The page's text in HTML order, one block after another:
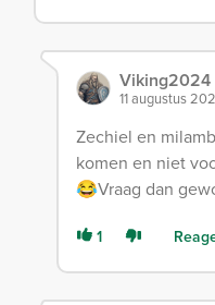
Viking2024
11 augustus
Zechiel en
komen en niet
😂Vraag dan
1